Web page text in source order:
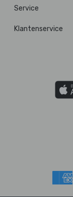
Service
Klantenservice